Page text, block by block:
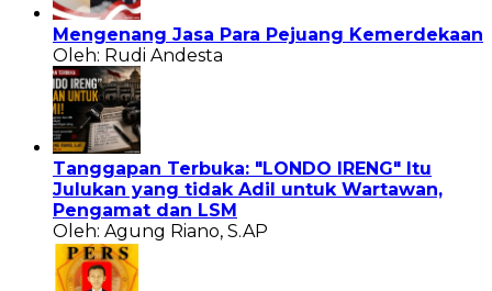
Mengenang Jasa Para Pejuang Kemerdekaan
Oleh: Rudi Andesta
Tanggapan Terbuka: "LONDO IRENG" Itu
Julukan yang tidak Adil untuk Wartawan,
Pengamat dan LSM
Oleh: Agung Riano, S.AP